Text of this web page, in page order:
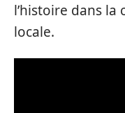
l’histoire dans la
locale.